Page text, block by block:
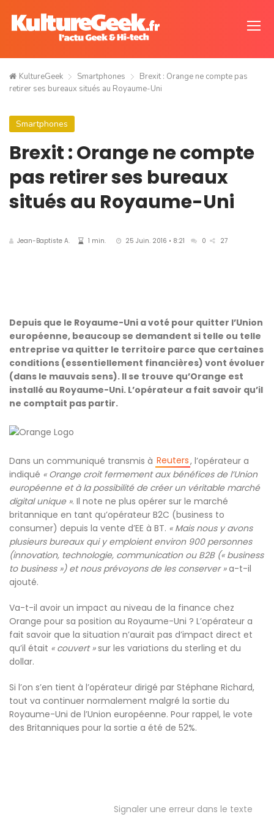
KultureGeek Smartphones
Brexit : Orange ne compte pas
retirer ses bureaux situés au Royaume-Uni
Smartphones
Brexit : Orange ne compte
pas retirer ses bureaux
situés au Royaume-Uni
Jean-Baptiste A. 1 min. 25 Juin. 2016 • 8:21 0 27
Depuis que le Royaume-Uni a voté pour quitter l’Union
européenne, beaucoup se demandent si telle ou telle
entreprise va quitter le territoire parce que certaines
conditions (essentiellement financières) vont évoluer
(dans le mauvais sens). Il se trouve qu’Orange est
installé au Royaume-Uni. L’opérateur a fait savoir qu’il
ne comptait pas partir.
Dans un communiqué transmis à Reuters, l’opérateur a
indiqué « Orange croit fermement aux bénéfices de l’Union
européenne et à la possibilité de créer un véritable marché
digital unique ». Il note ne plus opérer sur le marché
britannique en tant qu’opérateur B2C (business to
consumer) depuis la vente d’EE à BT. « Mais nous y avons
plusieurs bureaux qui y emploient environ 900 personnes
(innovation, technologie, communication ou B2B (« business
to business ») et nous prévoyons de les conserver »a-t-il
ajouté.
Va-t-il avoir un impact au niveau de la finance chez
Orange pour sa position au Royaume-Uni ? L’opérateur a
fait savoir que la situation n’aurait pas d’impact direct et
qu’il était « couvert »sur les variations du sterling et du
dollar.
Si l’on s’en tient à l’opérateur dirigé par Stéphane Richard,
tout va continuer normalement malgré la sortie du
Royaume-Uni de l’Union européenne. Pour rappel, le vote
des Britanniques pour la sortie a été de 52%.
Signaler une erreur dans le texte